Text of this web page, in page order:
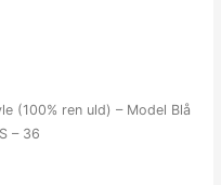
(100% ren uld) – Model Blå
– 36